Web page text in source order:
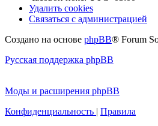
Удалить cookies
Связаться с администрацией
Создано на основе phpBB® Forum
Русская поддержка phpBB
Моды и расширения phpBB
Конфиденциальность | Правила